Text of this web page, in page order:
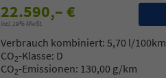
22.590,– €
incl. 19% MwSt.
Verbrauch kombiniert: 5,70 l/100km
CO2-Klasse: D
CO2-Emissionen: 130,00 g/km